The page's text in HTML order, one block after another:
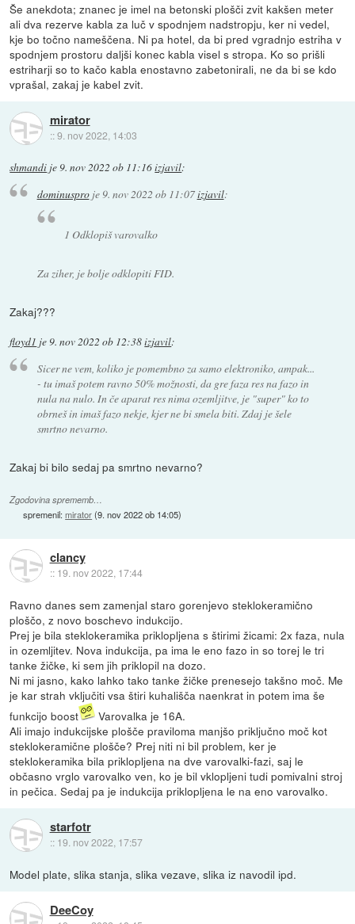
Še anekdota; znanec je imel na betonski plošči zvit kakšen meter
ali dva rezerve kabla za luč v spodnjem nadstropju, ker ni vedel,
kje bo točno nameščena. Ni pa hotel, da bi pred vgradnjo estriha v
spodnjem prostoru daljši konec kabla visel s stropa. Ko so prišli
estriharji so to kačo kabla enostavno zabetonirali, ne da bi se kdo
vprašal, zakaj je kabel zvit.
mirator
::9. nov 2022, 14:03
shmandi je9. nov 2022 ob 11:16izjavil:
dominusproje 9. nov 2022 ob 11:07izjavil:
1 Odklopiš varovalko
Za ziher, je bolje odklopiti FID.
Zakaj???
floyd1 je9. nov 2022 ob 12:38izjavil:
Sicer ne vem, koliko je pomembno za samo elektroniko, ampak...
- tu imaš potem ravno 50% možnosti, da gre faza res na fazo in
nula na nulo. In če aparat res nima ozemljitve, je "super" ko to
obrneš in imaš fazo nekje, kjer ne bi smela biti. Zdaj je šele
smrtno nevarno.
Zakaj bi bilo sedaj pa smrtno nevarno?
Zgodovina sprememb…
spremenil:mirator(9. nov 2022 ob 14:05)
clancy
:: 19. nov 2022, 17:44
Ravno danes sem zamenjal staro gorenjevo steklokeramično
ploščo, z novo boschevo indukcijo.
Prej je bila steklokeramika priklopljena s štirimi žicami: 2x faza, nula
in ozemljitev. Nova indukcija, pa ima le eno fazo in so torej le tri
tanke žičke, ki sem jih priklopil na dozo.
Ni mi jasno, kako lahko tako tanke žičke prenesejo takšno moč. Me
je kar strah vključiti vsa štiri kuhališča naenkrat in potem ima še
funkcijo boost
Varovalka je 16A.
Ali imajo indukcijske plošče praviloma manjšo priključno moč kot
steklokeramične plošče? Prej niti ni bil problem, ker je
steklokeramika bila priklopljena na dve varovalki-fazi, saj le
občasno vrglo varovalko ven, ko je bil vklopljeni tudi pomivalni stroj
in pečica. Sedaj pa je indukcija priklopljena le na eno varovalko.
starfotr
:: 19. nov 2022, 17:57
Model plate, slika stanja, slika vezave, slika iz navodil ipd.
DeeCoy